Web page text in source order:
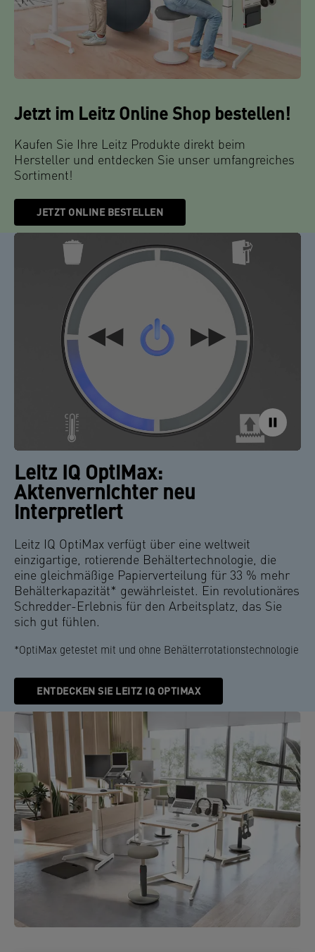
Jetzt im Leitz Online Shop bestellen!
Kaufen Sie Ihre Leitz Produkte direkt beim
Hersteller und entdecken Sie unser umfangreiches
Sortiment!
JETZT ONLINE BESTELLEN
Leitz IQ OptiMax:
Aktenvernichter neu
interpretiert
Leitz IQ OptiMax verfügt über eine weltweit
einzigartige, rotierende Behältertechnologie, die
eine gleichmäßige Papierverteilung für 33 % mehr
Behälterkapazität* gewährleistet. Ein revolutionäres
Schredder-Erlebnis für den Arbeitsplatz, das Sie
sich gut fühlen.
*OptiMax getestet mit und ohne Behälterrotationstechnologie
ENTDECKEN SIE LEITZ IQ OPTIMAX